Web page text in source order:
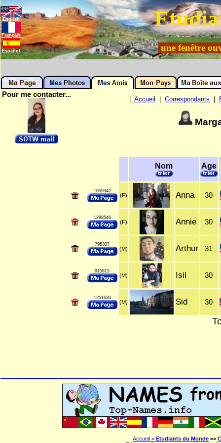
English
Français
Español une fenêtre
Pour me contacter...
Accueil Correspondants
Nom Age
1059342
(F) Anna 30
1298546
(F) Annie 30
795307
(M) Arthur 31
915815
(M) Isil 30
1251630
(M) Sid 30
Accueil =Etudiants du Monde =>